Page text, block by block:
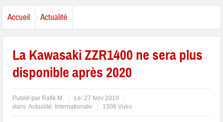
Accueil Actualité
La Kawasaki ZZR1400 ne sera plus
disponible après 2020
Publié par Rafik M. Le:27 Nov 2019
dans:Actualité, Internationale 1306 Vues